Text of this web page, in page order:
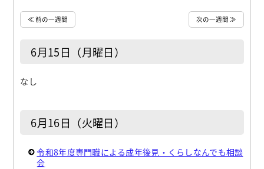
≪ 前の一週間 次の一週間 ≫
6月15日（月曜日）
なし
6月16日（火曜日）
令和8年度専門職による成年後見・くらしなんでも相談
会